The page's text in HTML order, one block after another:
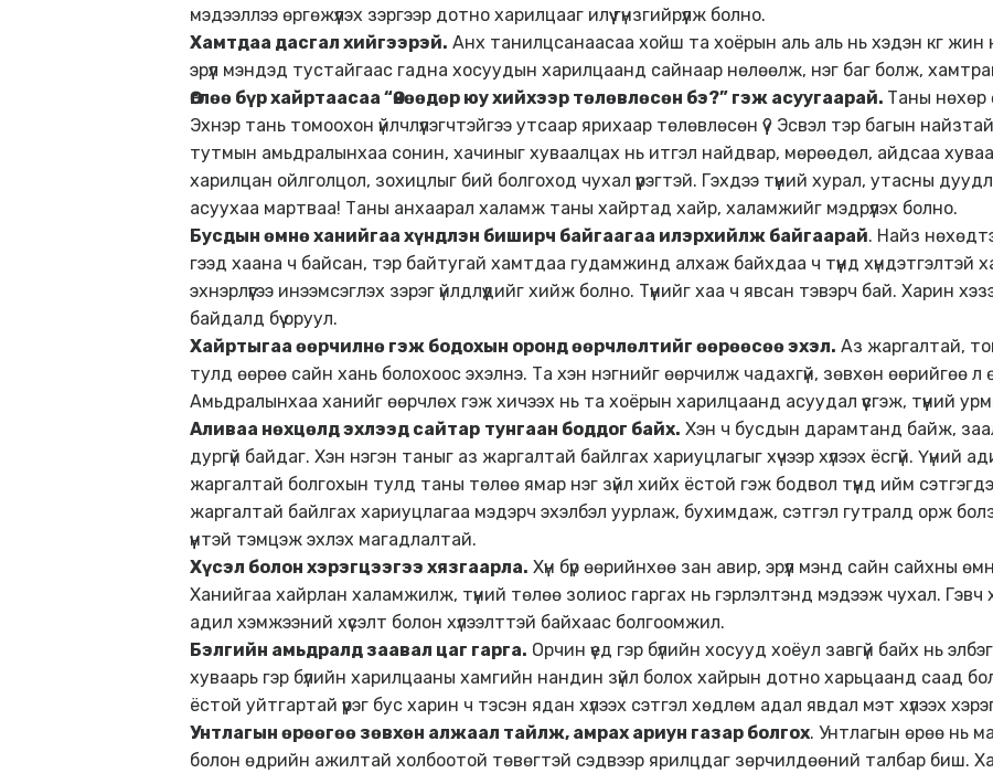
мэдээллээ өргөжүүлэх зэргээр дотно харилцааг илүү гүнзгийрүүлж болно.
Хамтдаа дасгал хийгээрэй. Анх танилцсанаасаа хойш та хоёрын аль аль нь хэдэн кг жин
эрүүл мэндэд тустайгаас гадна хосуудын харилцаанд сайнаар нөлөөлж, нэг баг болж,
Өглөө бүр хайртаасаа “Өнөөдөр юу хийхээр төлөвлөсөн бэ?” гэж асуугаарай. Таны нөхөр
Эхнэр тань томоохон үйлчлүүлэгчтэйгээ утсаар ярихаар төлөвлөсөн үү? Эсвэл тэр багын
тутмын амьдралынхаа сонин, хачиныг хуваалцах нь итгэл найдвар, мөрөөдөл, айдсаа
харилцан ойлголцол, зохицлыг бий болгоход чухал үүрэгтэй. Гэхдээ түүний хурал, утасны
асуухаа мартваа! Таны анхаарал халамж таны хайртад хайр, халамжийг мэдрүүлэх болно.
Бусдын өмнө ханийгаа хүндлэн биширч байгаагаа илэрхийлж байгаарай. Найз
гээд хаана ч байсан, тэр байтугай хамтдаа гудамжинд алхаж байхдаа ч түүнд хүндэтгэлтэй
эхнэрлүүгээ инээмсэглэх зэрэг үйлдлүүдийг хийж болно. Түүнийг хаа ч явсан тэвэрч бай. Харин
байдалд бүү оруул.
Хайртыгаа өөрчилнө гэж бодохын оронд өөрчлөлтийг өөрөөсөө эхэл. Аз жаргалтай,
тулд өөрөө сайн хань болохоос эхэлнэ. Та хэн нэгнийг өөрчилж чадахгүй, зөвхөн өөрийгөө
Амьдралынхаа ханийг өөрчлөх гэж хичээх нь та хоёрын харилцаанд асуудал үүсгэж, түүний
Аливаа нөхцөлд эхлээд сайтар тунгаан боддог байх. Хэн ч бусдын дарамтанд байж,
дургүй байдаг. Хэн нэгэн таныг аз жаргалтай байлгах хариуцлагыг хүчээр хүлээх ёсгүй. Үүний
жаргалтай болгохын тулд таны төлөө ямар нэг зүйл хийх ёстой гэж бодвол түүнд ийм
жаргалтай байлгах хариуцлагаа мэдэрч эхэлбэл уурлаж, бухимдаж, сэтгэл гутралд орж
үүнтэй тэмцэж эхлэх магадлалтай.
Хүсэл болон хэрэгцээгээ хязгаарла. Хүн бүр өөрийнхөө зан авир, эрүүл мэнд сайн сайхны
Ханийгаа хайрлан халамжилж, түүний төлөө золиос гаргах нь гэрлэлтэнд мэдээж чухал.
адил хэмжээний хүсэлт болон хүлээлттэй байхаас болгоомжил.
Бэлгийн амьдралд заавал цаг гарга. Орчин үед гэр бүлийн хосууд хоёул завгүй байх нь
хуваарь гэр бүлийн харилцааны хамгийн нандин зүйл болох хайрын дотно харьцаанд саад
ёстой уйтгартай үүрэг бус харин ч тэсэн ядан хүлээх сэтгэл хөдлөм адал явдал мэт хүлээх
Унтлагын өрөөгөө зөвхөн алжаал тайлж, амрах ариун газар болгох. Унтлагын өрөө нь
болон өдрийн ажилтай холбоотой төвөгтэй сэдвээр ярилцдаг зөрчилдөөний талбар биш.